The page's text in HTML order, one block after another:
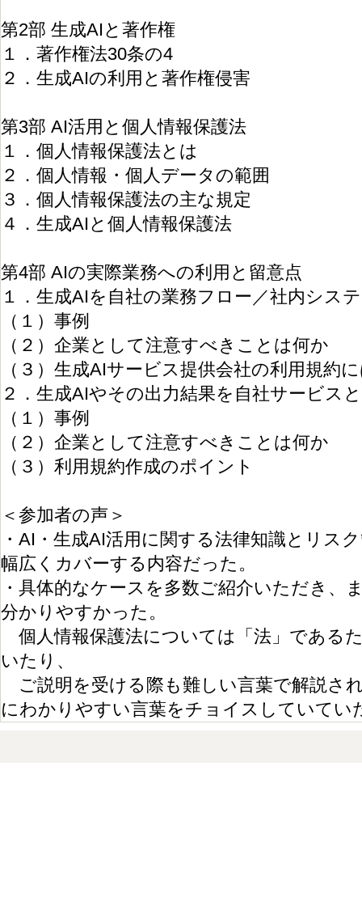
第2部 生成AIと著作権
１．著作権法30条の4
２．生成AIの利用と著作権侵害
第3部 AI活用と個人情報保護法
１．個人情報保護法とは
２．個人情報・個人データの範囲
３．個人情報保護法の主な規定
４．生成AIと個人情報保護法
第4部 AIの実際業務への利用と留意点
１．生成AIを自社の業務フロー／社内シス
（１）事例
（２）企業として注意すべきことは何か
（３）生成AIサービス提供会社の利用規約
２．生成AIやその出力結果を自社サービス
（１）事例
（２）企業として注意すべきことは何か
（３）利用規約作成のポイント
＜参加者の声＞
・AI・生成AI活用に関する法律知識とリス
幅広くカバーする内容だった。
・ 具体的なケースを多数ご紹介いただき、
分かりやすかった。
個人情報保護法については「法」である
いたり、
ご説明を受ける際も難しい言葉で解説さ
にわかりやすい言葉をチョイスしていてい